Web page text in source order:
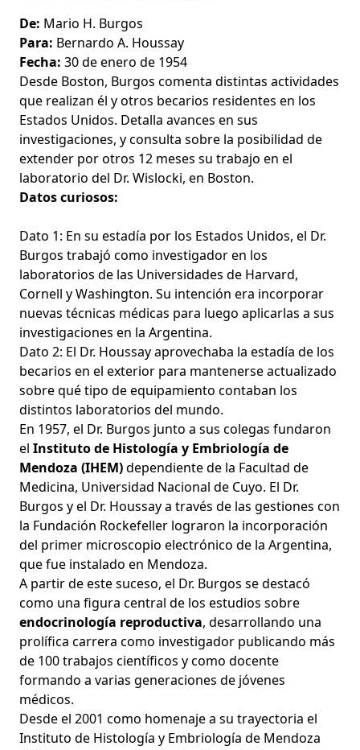
De: Mario H. Burgos
Para: Bernardo A. Houssay
Fecha: 30 de enero de 1954
Desde Boston, Burgos comenta distintas actividades
que realizan él y otros becarios residentes en los
Estados Unidos. Detalla avances en sus
investigaciones, y consulta sobre la posibilidad de
extender por otros 12 meses su trabajo en el
laboratorio del Dr. Wislocki, en Boston.
Datos curiosos:
Dato 1: En su estadía por los Estados Unidos, el Dr.
Burgos trabajó como investigador en los
laboratorios de las Universidades de Harvard,
Cornell y Washington. Su intención era incorporar
nuevas técnicas médicas para luego aplicarlas a sus
investigaciones en la Argentina.
Dato 2: El Dr. Houssay aprovechaba la estadía de los
becarios en el exterior para mantenerse actualizado
sobre qué tipo de equipamiento contaban los
distintos laboratorios del mundo.
En 1957, el Dr. Burgos junto a sus colegas fundaron
el Instituto de Histología y Embriología de
Mendoza (IHEM)dependiente de la Facultad de
Medicina, Universidad Nacional de Cuyo. El Dr.
Burgos y el Dr. Houssay a través de las gestiones con
la Fundación Rockefeller lograron la incorporación
del primer microscopio electrónico de la Argentina,
que fue instalado en Mendoza.
A partir de este suceso, el Dr. Burgos se destacó
como una figura central de los estudios sobre
endocrinología reproductiva, desarrollando una
prolífica carrera como investigador publicando más
de 100 trabajos científicos y como docente
formando a varias generaciones de jóvenes
médicos.
Desde el 2001 como homenaje a su trayectoria el
Instituto de Histología y Embriología de Mendoza